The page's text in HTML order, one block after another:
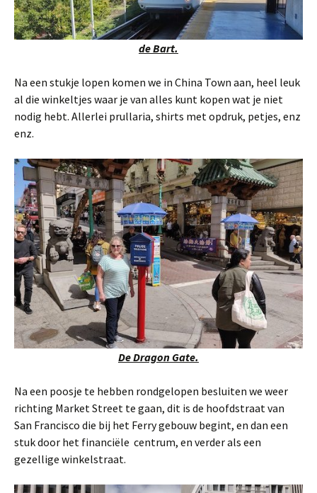
de Bart.
Na een stukje lopen komen we in China Town aan, heel leuk
al die winkeltjes waar je van alles kunt kopen wat je niet
nodig hebt. Allerlei prullaria, shirts met opdruk, petjes, enz
enz.
De Dragon Gate.
Na een poosje te hebben rondgelopen besluiten we weer
richting Market Street te gaan, dit is de hoofdstraat van
San Francisco die bij het Ferry gebouw begint, en dan een
stuk door het financiële centrum, en verder als een
gezellige winkelstraat.